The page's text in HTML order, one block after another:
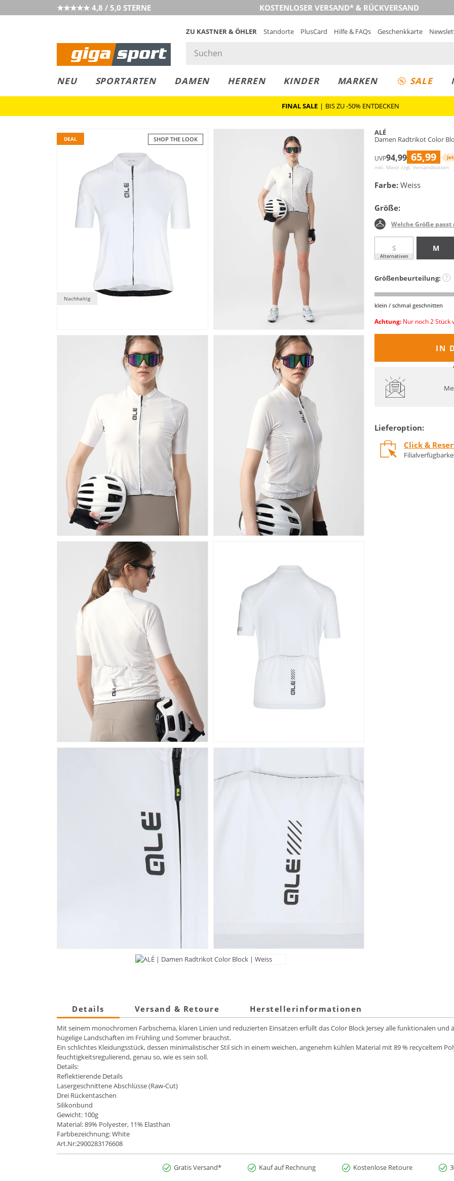
★★★★★ 4,8 / 5,0 STERNE KOSTENLOSER VERSAND* & RÜCKVERSAND
ZU KASTNER & ÖHLER Standorte PlusCard Hilfe & FAQs Geschenkkarte
NEU SPORTARTEN DAMEN HERREN KINDER MARKEN SALE
LEASING
COLLECT
RESERVE
FINAL SALE | BIS ZU -50% ENTDECKEN
SHOP THE LOOK
DEAL
Nachhaltig
ALÉ
Damen Radtrikot Color
UVP94,99 65,99
inkl. Mwst zzgl. Versandkosten
Farbe: Weiss
Größe:
Welche Größe passt
S
Alternativen
M
Größenbeurteilung: ?
klein / schmal geschnitten
Achtung: Nur noch 2 Stück
IN
Lieferoption:
Click &
Details Versand & Retoure Herstellerinformationen
Mit seinem monochromen Farbschema, klaren Linien und reduzierten Einsätzen erfüllt das Color Block Jersey alle funktionalen
hügelige Landschaften im Frühling und Sommer brauchst.
Ein schlichtes Kleidungsstück, dessen minimalistischer Stil sich in einem weichen, angenehm kühlen Material mit 89 % recyceltem
feuchtigkeitsregulierend, genau so, wie es sein soll.
Details:
Reflektierende Details
Lasergeschnittene Abschlüsse (Raw-Cut)
Drei Rückentaschen
Silikonbund
Gewicht: 100g
Material: 89% Polyester, 11% Elasthan
Farbbezeichnung: White
Art.Nr:2900283176608
Gratis Versand* Kauf auf Rechnung Kostenlose Retoure